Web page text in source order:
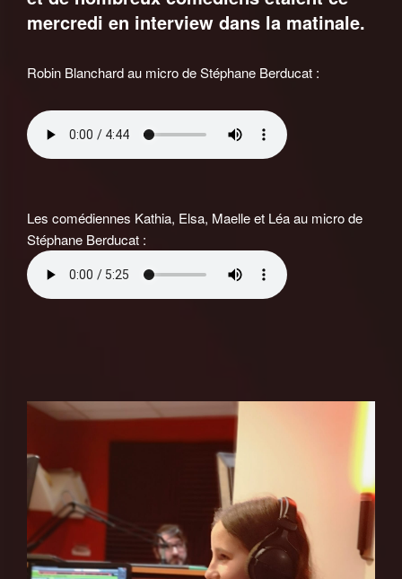
mercredi en interview dans la matinale.
Robin Blanchard au micro de Stéphane Berducat :
Les comédiennes Kathia, Elsa, Maelle et Léa au micro de
Stéphane Berducat :